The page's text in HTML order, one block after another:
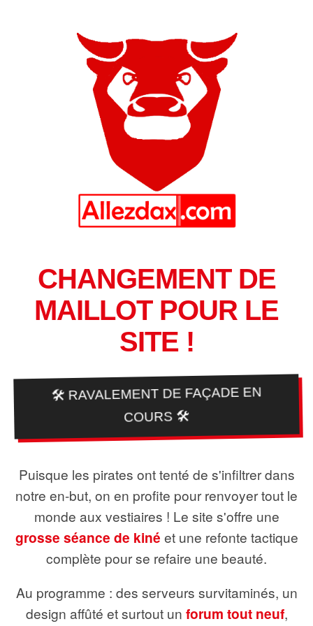
CHANGEMENT DE
MAILLOT POUR LE
SITE !
🛠️ RAVALEMENT DE FAÇADE EN
COURS 🛠️
Puisque les pirates ont tenté de s'infiltrer dans
notre en-but, on en profite pour renvoyer tout le
monde aux vestiaires ! Le site s'offre une
grosse séance de kiné et une refonte tactique
complète pour se refaire une beauté.
Au programme : des serveurs survitaminés, un
design affûté et surtout un forum tout neuf,